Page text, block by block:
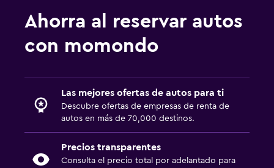
Ahorra al reservar autos
con momondo
Las mejores ofertas de autos para ti
Descubre ofertas de empresas de renta de
autos en más de 70,000 destinos.
Precios transparentes
Consulta el precio total por adelantado para